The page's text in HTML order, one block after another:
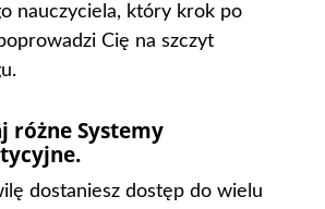
nauczyciela, który krok po
Cię na szczyt
różne Systemy
dostaniesz dostęp do wielu